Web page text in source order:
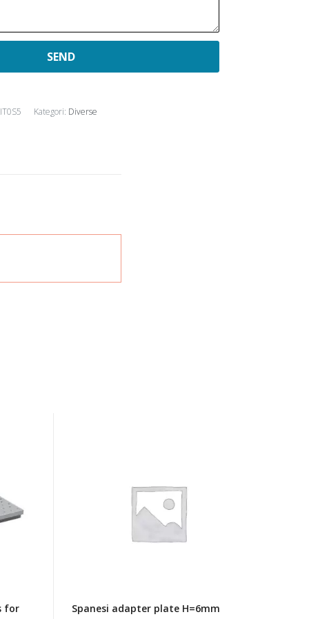
Kategori: Diverse
for
Spanesi adapter plate H=6mm